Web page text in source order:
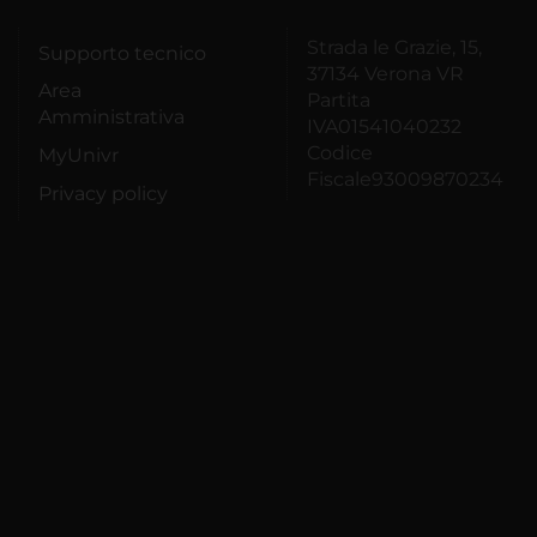
Supporto tecnico
Area
Amministrativa
MyUnivr
Privacy policy
Strada le Grazie, 15,
37134 Verona VR
Partita
IVA01541040232
Codice
Fiscale93009870234